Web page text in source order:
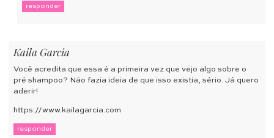
responder
Kaila Garcia
Você acredita que essa é a primeira vez que vejo algo sobre o
pré shampoo? Não fazia ideia de que isso existia, sério. Já quero
aderir!
https://www.kailagarcia.com
responder